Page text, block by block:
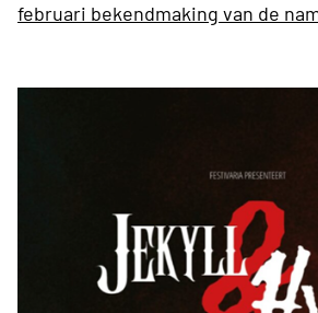
februari bekendmaking van de